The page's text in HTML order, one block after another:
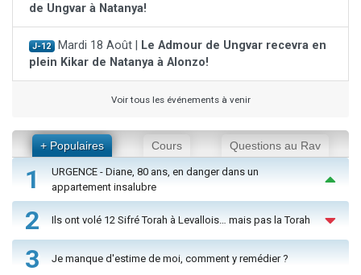
de Ungvar à Natanya!
J-12 Mardi 18 Août |
Le Admour de Ungvar recevra en
plein Kikar de Natanya à Alonzo!
Voir tous les événements à venir
+ Populaires Cours Questions au Rav
1
URGENCE - Diane, 80 ans, en danger dans un
appartement insalubre
2 Ils ont volé 12 Sifré Torah à Levallois… mais pas la Torah
3 Je manque d'estime de moi, comment y remédier ?